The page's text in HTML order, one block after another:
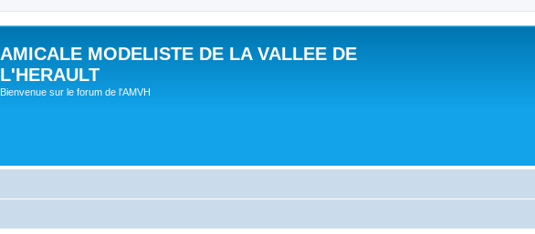
AMICALE MODELISTE DE LA VALLEE DE
L'HERAULT
Bienvenue sur le forum de l'AMVH